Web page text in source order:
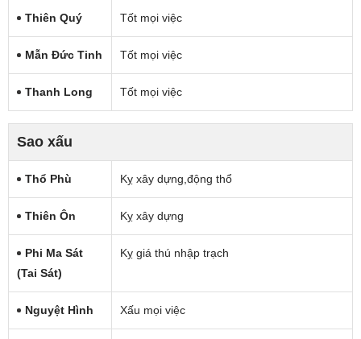
Thiên Quý Tốt mọi việc
Mẫn Đức Tinh Tốt mọi việc
Thanh Long Tốt mọi việc
Sao xấu
Thổ Phù Kỵ xây dựng,động thổ
Thiên Ôn Kỵ xây dựng
Phi Ma Sát
(tai Sát)
Kỵ giá thú nhập trạch
Nguyệt Hình Xấu mọi việc